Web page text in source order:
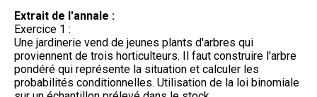
Extrait de l'annale :
Exercice 1 :
Une jardinerie vend de jeunes plants d'arbres qui
proviennent de trois horticulteurs. Il faut construire l'arbre
pondéré qui représente la situation et calculer les
probabilités conditionnelles. Utilisation de la loi binomiale